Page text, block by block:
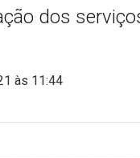
dos
às 11:44